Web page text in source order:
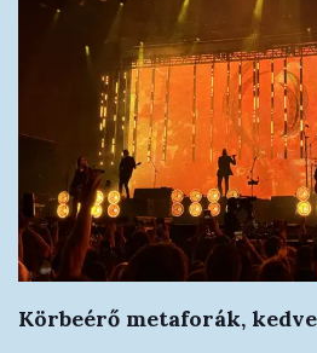
Körbeérő metaforák,